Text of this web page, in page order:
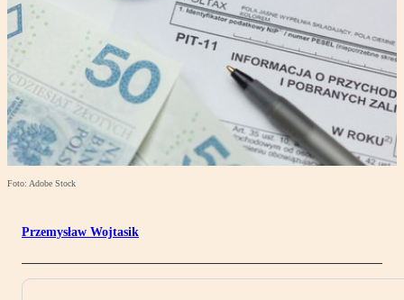
Foto: Adobe Stock
Przemysław Wojtasik